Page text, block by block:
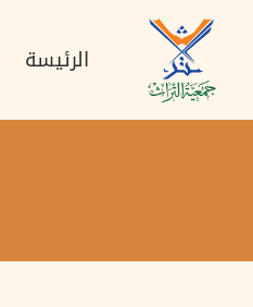
الرئيسي الرئيسة